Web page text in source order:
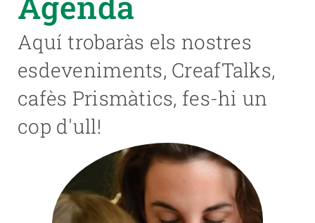
d'ariadna
Aquí trobaràs els nostres
esdeveniments, CreafTalks,
cafès Prismàtics, fes-hi un
cop d'ull!
responsive
Responsive
menu
SOBRE NOSALTRES
UNEIX-TE A NOSALTRES
PARTICIPA